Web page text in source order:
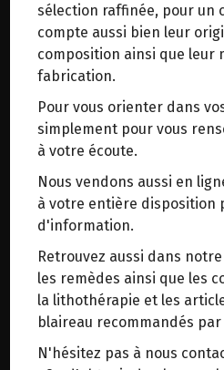
sélection raffinée, pour un
compte aussi bien leur
composition ainsi que leur
fabrication.
Pour vous orienter dans
simplement pour vous
à votre écoute.
Nous vendons aussi en
à votre entière disposition
d'information.
Retrouvez aussi dans
les remèdes ainsi que les
la lithothérapie et les
blaireau recommandés
N'hésitez pas à nous
de 30 % en moyenne. Et
réseau de distribution de
toujours une solution près
Venez chercher votre colis
d'enlèvement ou
points d'enlèvement ou
Merci de signaler dans les
point d'enlèvement choisi.
Sinon, vous pouvez
point d'enlèvement désiré
recontacterons afin de
lieu de livraison choisi.
Choisir
BOULANGERIE>MONEPI>
Levain
Pain Châtaigne Levain Bio
- 1 Carré
5.7€
Réception le